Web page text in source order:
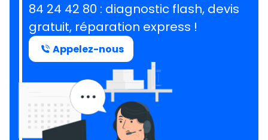
84 24 42 80 : diagnostic flash, devis
gratuit, réparation express !
Appelez-nous